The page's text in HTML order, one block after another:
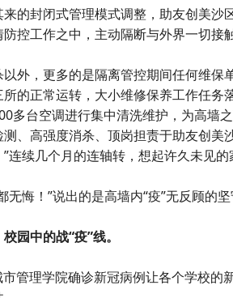
的封闭式管理模式调整，助友创美
控工作之中，主动隔断与外界一切接
外，更多的是隔离管控期间任何维
的正常运转，大小维修保养工作任
多台空调进行集中清洗维护，为高墙
、高强度消杀、顶岗担责于助友创
连续几个月的连轴转，想起许久未见
悔！”说出的是高墙内“疫”无反顾的
园中的战“疫”线。
管理学院确诊新冠病例让各个学校